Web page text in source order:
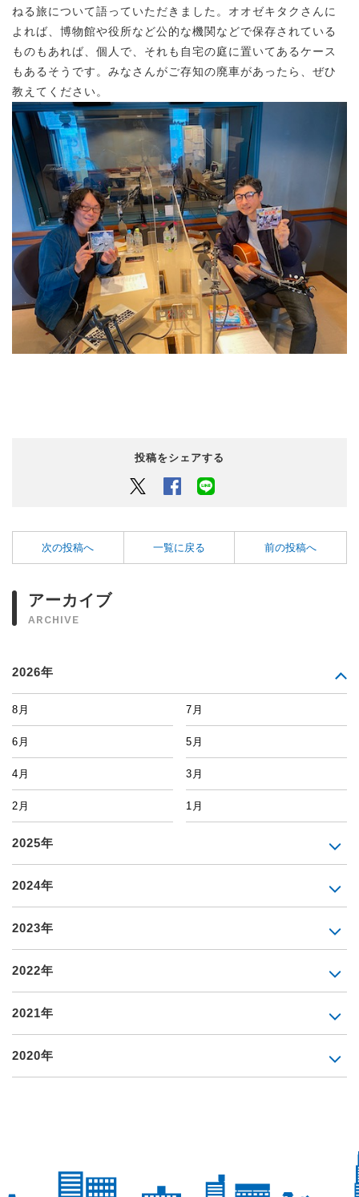
ねる旅について語っていただきました。オオゼキタクさんに
よれば、博物館や役所など公的な機関などで保存されている
ものもあれば、個人で、それも自宅の庭に置いてあるケース
もあるそうです。みなさんがご存知の廃車があったら、ぜひ
教えてください。
投稿をシェアする
Twitter Facebook
次の投稿へ 一覧に戻る 前の投稿へ
アーカイブ
ARCHIVE
2026年
8月 7月
6月 5月
4月 3月
2月 1月
2025年
2024年
2023年
2022年
2021年
2020年